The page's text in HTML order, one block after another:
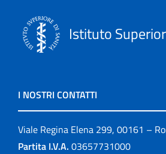
Istituto
I NOSTRI CONTATTI
Viale Regina Elena 299, 00161 –
Partita I.V.A. 03657731000